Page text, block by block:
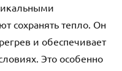
сохранять тепло. Он
и обеспечивает
Это особенно